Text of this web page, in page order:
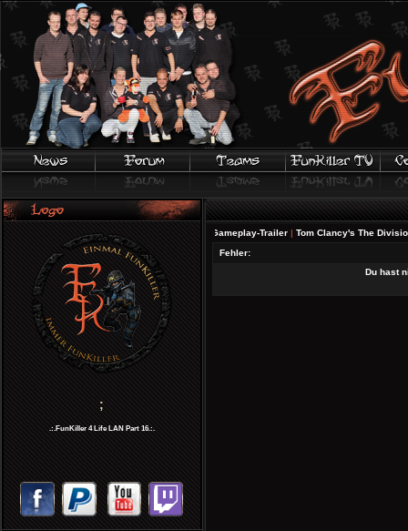
;
.:.FunKiller 4 Life LAN Part 16.:.
FIFA 20 | Offizieller Gameplay-Trailer|Tom Clancy's The Division 2 -
Fehler:
Du hast